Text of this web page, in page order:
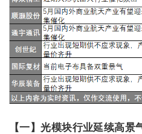
【一】光模块行业延续高